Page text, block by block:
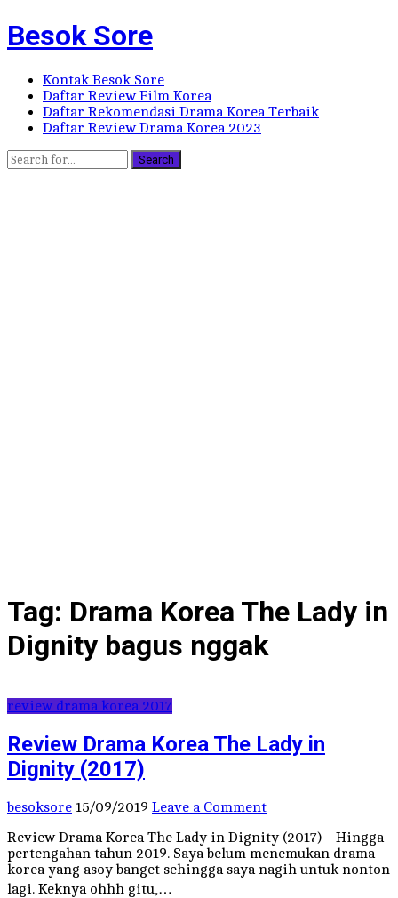
Besok Sore
Kontak Besok Sore
Daftar Review Film Korea
Daftar Rekomendasi Drama Korea Terbaik
Daftar Review Drama Korea 2023
Search
Tag: Drama Korea The Lady in
Dignity bagus nggak
review drama korea 2017
Review Drama Korea The Lady in
Dignity (2017)
besoksore 15/09/2019 Leave a Comment
Review Drama Korea The Lady in Dignity (2017) – Hingga
pertengahan tahun 2019. Saya belum menemukan drama
korea yang asoy banget sehingga saya nagih untuk nonton
lagi. Keknya ohhh gitu,…